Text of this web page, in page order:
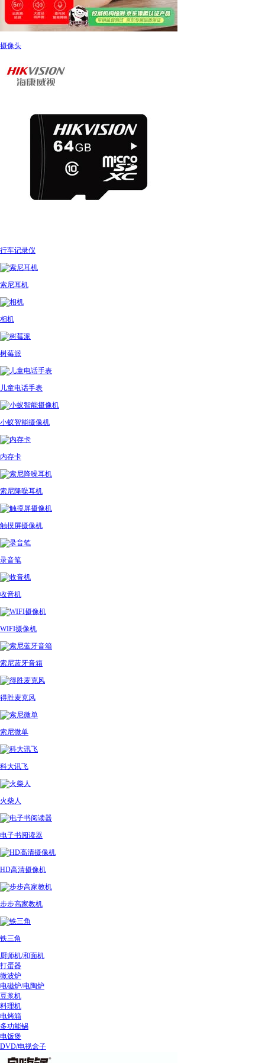
摄像头
行车记录仪
索尼耳机
相机
树莓派
儿童电话手表
小蚁智能摄像机
内存卡
索尼降噪耳机
触摸屏摄像机
录音笔
收音机
WIFI摄像机
索尼蓝牙音箱
得胜麦克风
索尼微单
科大讯飞
火柴人
电子书阅读器
HD高清摄像机
步步高家教机
铁三角
厨师机/和面机
打蛋器
微波炉
电磁炉/电陶炉
豆浆机
料理机
电烤箱
多功能锅
电饭煲
DVD/电视盒子